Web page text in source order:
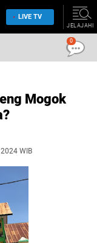
LIVE TV
JELAJAHI
Mogok
WIB
0